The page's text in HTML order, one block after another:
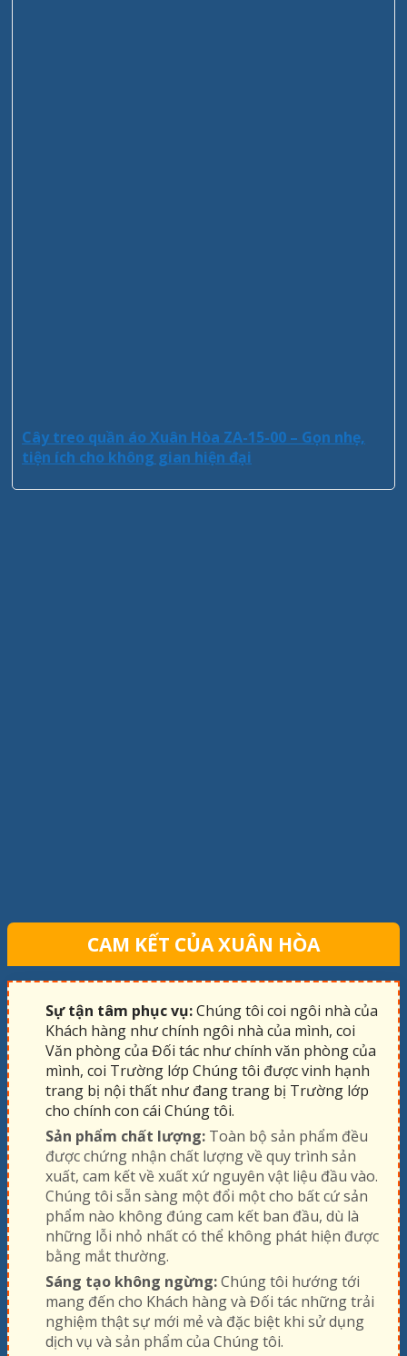
Cây treo quần áo Xuân Hòa ZA-15-00 – Gọn nhẹ,
tiện ích cho không gian hiện đại
CAM KẾT CỦA XUÂN HÒA
Sự tận tâm phục vụ:Chúng tôi coi ngôi nhà của
Khách hàng như chính ngôi nhà của mình, coi
Văn phòng của Đối tác như chính văn phòng của
mình, coi Trường lớp Chúng tôi được vinh hạnh
trang bị nội thất như đang trang bị Trường lớp
cho chính con cái Chúng tôi.
Sản phẩm chất lượng: Toàn bộ sản phẩm đều
được chứng nhận chất lượng về quy trình sản
xuất, cam kết về xuất xứ nguyên vật liệu đầu vào.
Chúng tôi sẵn sàng một đổi một cho bất cứ sản
phẩm nào không đúng cam kết ban đầu, dù là
những lỗi nhỏ nhất có thể không phát hiện được
bằng mắt thường.
Sáng tạo không ngừng:Chúng tôi hướng tới
mang đến cho Khách hàng và Đối tác những trải
nghiệm thật sự mới mẻ và đặc biệt khi sử dụng
dịch vụ và sản phẩm của Chúng tôi.